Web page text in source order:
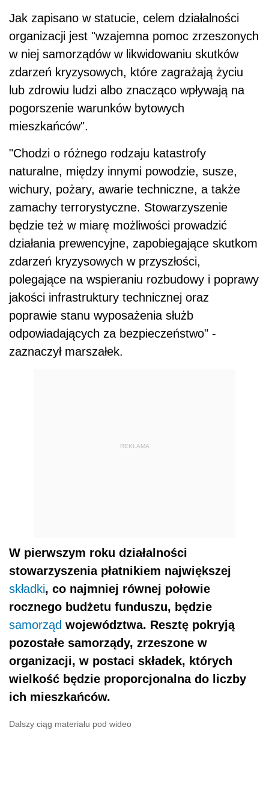
Jak zapisano w statucie, celem działalności
organizacji jest "wzajemna pomoc zrzeszonych
w niej samorządów w likwidowaniu skutków
zdarzeń kryzysowych, które zagrażają życiu
lub zdrowiu ludzi albo znacząco wpływają na
pogorszenie warunków bytowych
mieszkańców".
"Chodzi o różnego rodzaju katastrofy
naturalne, między innymi powodzie, susze,
wichury, pożary, awarie techniczne, a także
zamachy terrorystyczne. Stowarzyszenie
będzie też w miarę możliwości prowadzić
działania prewencyjne, zapobiegające skutkom
zdarzeń kryzysowych w przyszłości,
polegające na wspieraniu rozbudowy i poprawy
jakości infrastruktury technicznej oraz
poprawie stanu wyposażenia służb
odpowiadających za bezpieczeństwo" -
zaznaczył marszałek.
REKLAMA
W pierwszym roku działalności
stowarzyszenia płatnikiem największej
składki, co najmniej równej połowie
rocznego budżetu funduszu, będzie
samorząd województwa. Resztę pokryją
pozostałe samorządy, zrzeszone w
organizacji, w postaci składek, których
wielkość będzie proporcjonalna do liczby
ich mieszkańców.
Dalszy ciąg materiału pod wideo